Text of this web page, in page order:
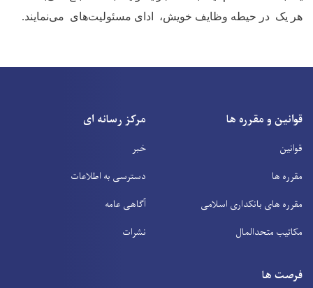
هر یک در حیطه وظایف خویش، ادای مسئولیت‌های می‌نمایند.
قوانین و مقرره ها
قوانین
مقرره ها
مقرره های بانکداری اسلامی
مکاتیب متحدالمال
مرکز رسانه ای
خبر
دسترسی به اطلاعات
آگاهی عامه
نشرات
فرصت ها